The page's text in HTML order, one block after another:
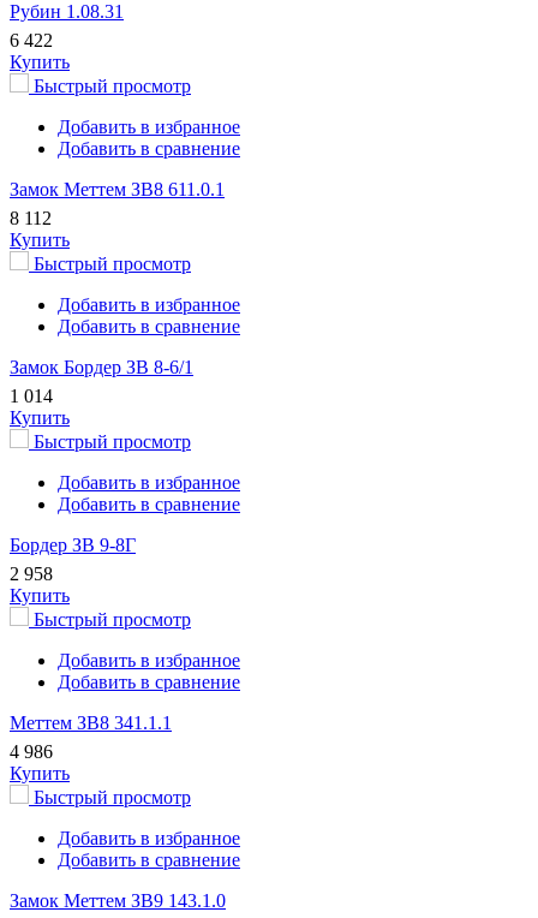
Рубин 1.08.31
6 422
Купить
Быстрый просмотр
Добавить в избранное
Добавить в сравнение
Замок Меттем ЗВ8 611.0.1
8 112
Купить
Быстрый просмотр
Добавить в избранное
Добавить в сравнение
Замок Бордер ЗВ 8-6/1
1 014
Купить
Быстрый просмотр
Добавить в избранное
Добавить в сравнение
Бордер ЗВ 9-8Г
2 958
Купить
Быстрый просмотр
Добавить в избранное
Добавить в сравнение
Меттем ЗВ8 341.1.1
4 986
Купить
Быстрый просмотр
Добавить в избранное
Добавить в сравнение
Замок Меттем ЗВ9 143.1.0